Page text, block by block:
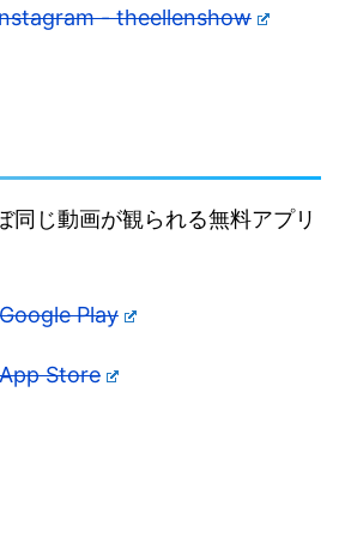
- theellenshow
同じ動画が観られる無料アプリ
Play
Store